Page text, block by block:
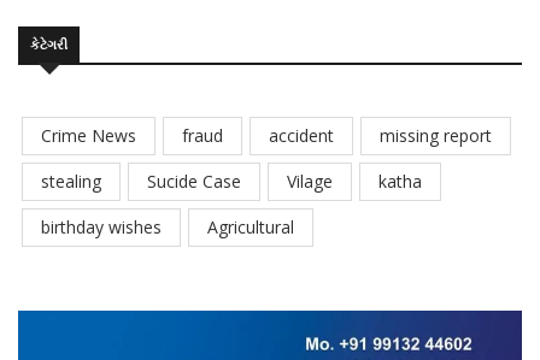
કેટેગરી
Crime News fraud accident
missing report
stealing
Sucide Case Vilage
katha
birthday wishes
Agricultural